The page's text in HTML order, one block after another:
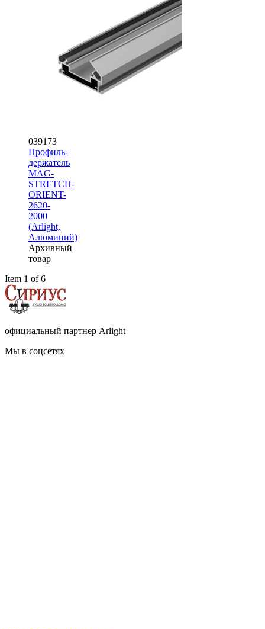
039173
Профиль-
держатель
MAG-
STRETCH-
ORIENT-
2620-
2000
(Arlight,
Алюминий)
Архивный
товар
Item 1 of 6
официальный партнер Arlight
Мы в соцсетях